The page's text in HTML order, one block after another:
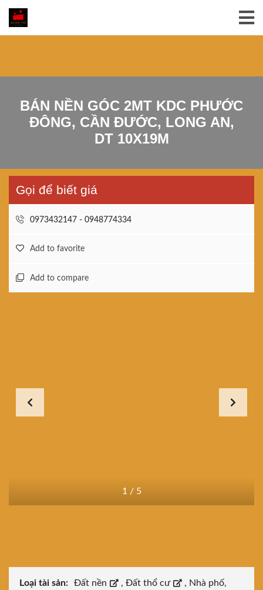
BÁN NỀN GÓC 2MT KDC PHƯỚC
ĐÔNG, CẦN ĐƯỚC, LONG AN,
DT 10X19M
Gọi để biết giá
0973432147 - 0948774334
Add to favorite
Add to compare
1 / 5
Loại tài sản: Đất nền , Đất thổ cư , Nhà phố,